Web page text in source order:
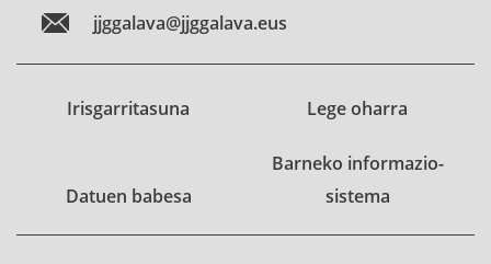
jjggalava@jjggalava.eus
Irisgarritasuna Lege oharra
Datuen babesa
Barneko informazio-
sistema